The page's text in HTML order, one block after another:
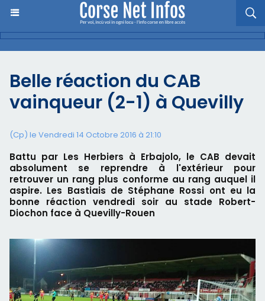
Belle réaction du CAB
vainqueur (2-1) à Quevilly
(Cp) le Vendredi 14 Octobre 2016 à 21:10
Battu par Les Herbiers à Erbajolo, le CAB devait
absolument se reprendre à l'extérieur pour
retrouver un rang plus conforme au rang auquel il
aspire. Les Bastiais de Stéphane Rossi ont eu la
bonne réaction vendredi soir au stade Robert-
Diochon face à Quevilly-Rouen